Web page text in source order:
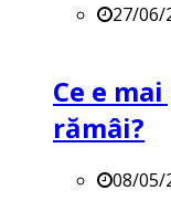
27/06/
Ce e
rămâi?
08/05/